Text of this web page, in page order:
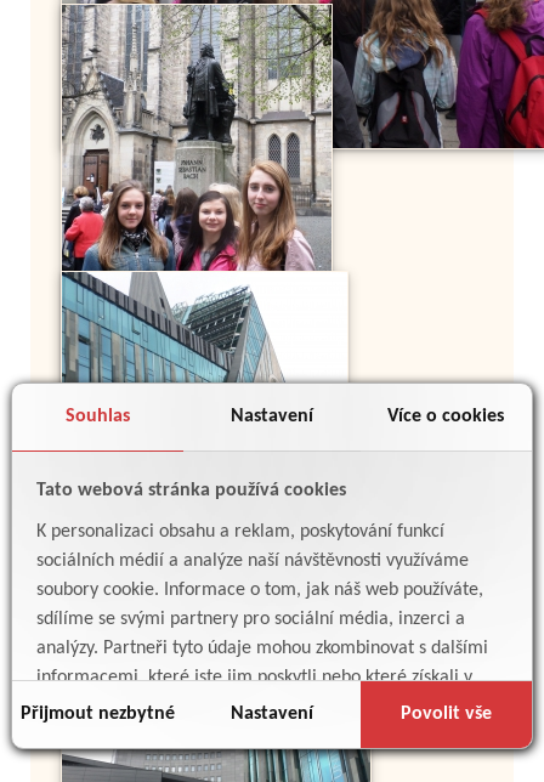
Souhlas Nastavení Více o cookies
Tato webová stránka používá cookies
K personalizaci obsahu a reklam, poskytování funkcí
sociálních médií a analýze naší návštěvnosti využíváme
soubory cookie. Informace o tom, jak náš web používáte,
sdílíme se svými partnery pro sociální média, inzerci a
analýzy. Partneři tyto údaje mohou zkombinovat s dalšími
informacemi, které jste jim poskytli nebo které získali v
důsledku toho, že používáte jejich služby.
Přijmout nezbytné Nastavení Povolit vše